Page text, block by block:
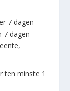
7 dagen
7 dagen
ten minste 1